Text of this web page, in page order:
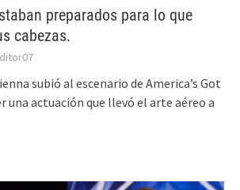
preparados para lo que
cabezas.
subió al escenario de America’s Got
una actuación que llevó el arte aéreo a